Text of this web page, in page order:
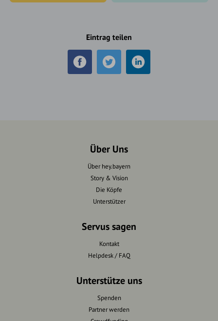
Eintrag teilen
Über Uns
Über hey.bayern
Story & Vision
Die Köpfe
Unterstützer
Servus sagen
Kontakt
Helpdesk / FAQ
Unterstütze uns
Spenden
Partner werden